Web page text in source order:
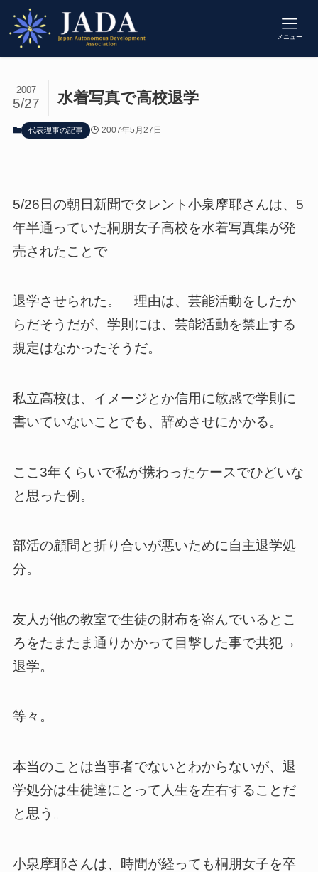
メニュー
水着写真で高校退学
2007
5/27
代表理事の記事 2007年5月27日
5/26日の朝日新聞でタレント小泉摩耶さんは、5
年半通っていた桐朋女子高校を水着写真集が発
売されたことで
退学させられた。 理由は、芸能活動をしたか
らだそうだが、学則には、芸能活動を禁止する
規定はなかったそうだ。
私立高校は、イメージとか信用に敏感で学則に
書いていないことでも、辞めさせにかかる。
ここ3年くらいで私が携わったケースでひどいな
と思った例。
部活の顧問と折り合いが悪いために自主退学処
分。
友人が他の教室で生徒の財布を盗んでいるとこ
ろをたまたま通りかかって目撃した事で共犯→
退学。
等々。
本当のことは当事者でないとわからないが、退
学処分は生徒達にとって人生を左右することだ
と思う。
小泉摩耶さんは、時間が経っても桐朋女子を卒